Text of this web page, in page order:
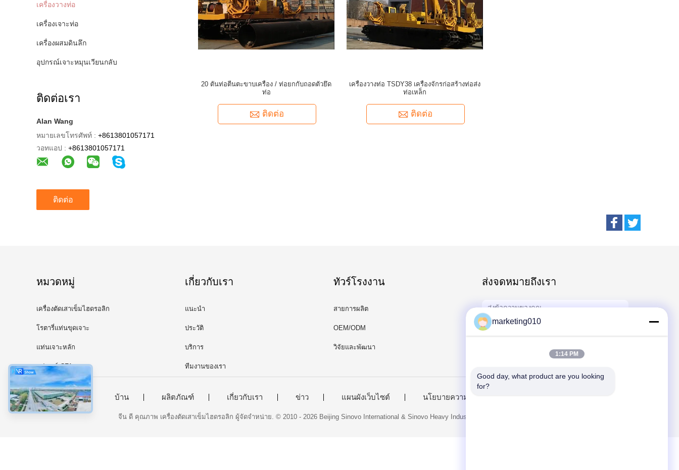
เครื่องวางท่อ
เครื่องเจาะท่อ
เครื่องผสมดินลึก
อุปกรณ์เจาะหมุนเวียนกลับ
ติดต่อเรา
Alan Wang
หมายเลขโทรศัพท์ : +8613801057171
วอทแอป : +8613801057171
ติดต่อ
20 ตันท่อตีนตะขาบเครื่อง / ท่อยกกับถอดตัวยึด
ท่อ
ติดต่อ
เครื่องวางท่อ TSDY38 เครื่องจักรก่อสร้างท่อส่ง
ท่อเหล็ก
ติดต่อ
หมวดหมู่
เครื่องตัดเสาเข็มไฮดรอลิก
โรตารี่แท่นขุดเจาะ
แท่นเจาะหลัก
อุปกรณ์ CFA
เกี่ยวกับเรา
แนะนำ
ประวัติ
บริการ
ทีมงานของเรา
ทัวร์โรงงาน
สายการผลิต
OEM/ODM
วิจัยและพัฒนา
ส่งจดหมายถึงเรา
บ้าน ผลิตภัณฑ์ เกี่ยวกับเรา ข่าว แผนผังเว็บไซต์ นโยบายความเป็นส่วนตัว
จีน ดี คุณภาพ เครื่องตัดเสาเข็มไฮดรอลิก ผู้จัดจำหน่าย. © 2010 - 2026 Beijing Sinovo International & Sinovo Heavy Industry Co.Ltd.. All Rights Reserved.
marketing010
1:14 PM
Good day, what product are you looking
for?